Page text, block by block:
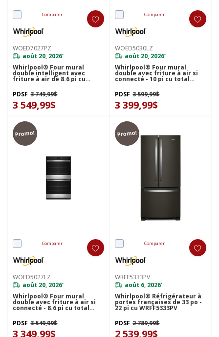
Comparer
WOED7027PZ
août 20, 2026*
Whirlpool® Four mural
double intelligent avec
friture à air de 8.6 pi cu
PDSF 3 749,99$
3 549,99$
Comparer
WOED5030LZ
août 20, 2026*
Whirlpool® Four mural
double avec friture à air si
connecté - 10 pi cu total
PDSF 3 599,99$
3 399,99$
Promo!
Comparer
WOED5027LZ
août 20, 2026*
Whirlpool® Four mural
double avec friture à air si
connecté - 8.6 pi cu total
PDSF 3 549,99$
3 349,99$
Promo!
Comparer
WRFF5333PV
août 6, 2026*
Whirlpool® Réfrigérateur à
portes françaises de 33 po -
22 pi cu WRFF5333PV
PDSF 2 789,99$
2 539,99$